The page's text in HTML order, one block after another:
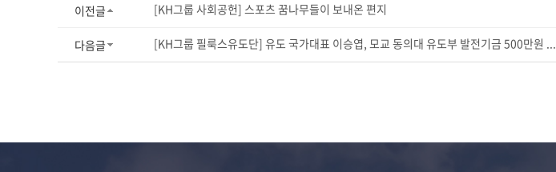
이전글 [KH그룹 사회공헌] 스포츠 꿈나무들이 보내온 편지
다음글 [KH그룹 필룩스유도단] 유도 국가대표 이승엽, 모교 동의대 유도부 발전기금 500만원 ...